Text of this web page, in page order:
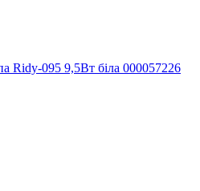
Ridy-095 9,5Вт біла 000057226